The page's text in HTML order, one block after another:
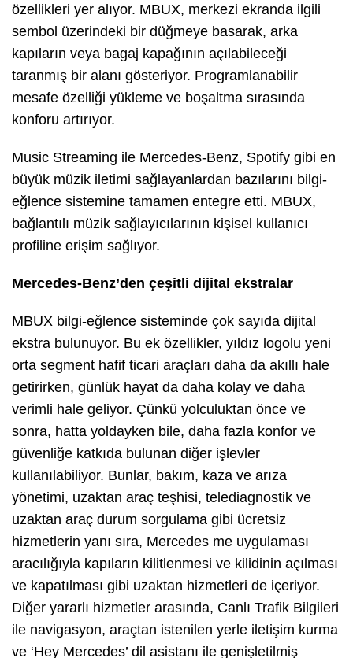
özellikleri yer alıyor. MBUX, merkezi ekranda ilgili
sembol üzerindeki bir düğmeye basarak, arka
kapıların veya bagaj kapağının açılabileceği
taranmış bir alanı gösteriyor. Programlanabilir
mesafe özelliği yükleme ve boşaltma sırasında
konforu artırıyor.
Music Streaming ile Mercedes-Benz, Spotify gibi en
büyük müzik iletimi sağlayanlardan bazılarını bilgi-
eğlence sistemine tamamen entegre etti. MBUX,
bağlantılı müzik sağlayıcılarının kişisel kullanıcı
profiline erişim sağlıyor.
Mercedes-Benz’den çeşitli dijital ekstralar
MBUX bilgi-eğlence sisteminde çok sayıda dijital
ekstra bulunuyor. Bu ek özellikler, yıldız logolu yeni
orta segment hafif ticari araçları daha da akıllı hale
getirirken, günlük hayat da daha kolay ve daha
verimli hale geliyor. Çünkü yolculuktan önce ve
sonra, hatta yoldayken bile, daha fazla konfor ve
güvenliğe katkıda bulunan diğer işlevler
kullanılabiliyor. Bunlar, bakım, kaza ve arıza
yönetimi, uzaktan araç teşhisi, telediagnostik ve
uzaktan araç durum sorgulama gibi ücretsiz
hizmetlerin yanı sıra, Mercedes me uygulaması
aracılığıyla kapıların kilitlenmesi ve kilidinin açılması
ve kapatılması gibi uzaktan hizmetleri de içeriyor.
Diğer yararlı hizmetler arasında, Canlı Trafik Bilgileri
ile navigasyon, araçtan istenilen yerle iletişim kurma
ve ‘Hey Mercedes’ dil asistanı ile genişletilmiş